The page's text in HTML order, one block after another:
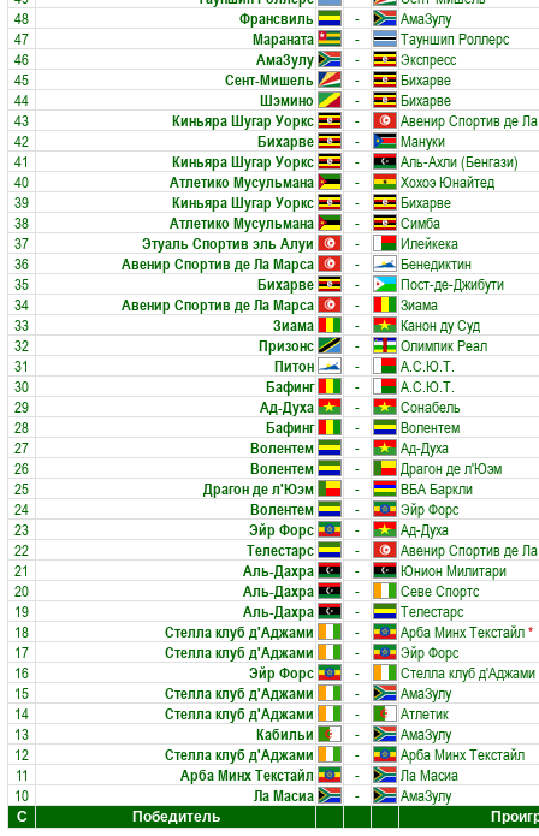
48
Франсвиль -
АмаЗулу
47
Мараната -
Тауншип Роллерс
46
АмаЗулу -
Экспресс
45
Сент-Мишель -
Бихарве
44
Шэмино -
Бихарве
43
Киньяра Шугар Уоркс -
Авенир Спортив де
42
Бихарве -
Мануки
41
Киньяра Шугар Уоркс -
Аль-Ахли (Бенгази)
40
Атлетико Мусульмана -
Хохоэ Юнайтед
39
Киньяра Шугар Уоркс -
Бихарве
38
Атлетико Мусульмана -
Симба
37
Этуаль Спортив эль Алуи -
Илейкека
36
Авенир Спортив де Ла Марса -
Бенедиктин
35
Бихарве -
Пост-де-Джибути
34
Авенир Спортив де Ла Марса -
Зиама
33
Зиама -
Канон ду Суд
32
Призонс -
Олимпик Реал
31
Питон -
А.С.Ю.Т.
30
Бафинг -
А.С.Ю.Т.
29
Ад-Духа -
Сонабель
28
Бафинг -
Волентем
27
Волентем -
Ад-Духа
26
Волентем -
Драгон де л'Юэм
25
Драгон де л'Юэм -
ВБА Баркли
24
Волентем -
Эйр Форс
23
Эйр Форс -
Ад-Духа
22
Телестарс -
Авенир Спортив де
21
Аль-Дахра -
Юнион Милитари
20
Аль-Дахра -
Севе Спортс
19
Аль-Дахра -
Телестарс
18
Стелла клуб д'Аджами - Арба Минх Текстайл*
17
Стелла клуб д'Аджами -
Эйр Форс
16
Эйр Форс -
Стелла клуб д'Аджами
15
Стелла клуб д'Аджами -
АмаЗулу
14
Стелла клуб д'Аджами -
Атлетик
13
Кабильи -
АмаЗулу
12
Стелла клуб д'Аджами -
Арба Минх Текстайл
11
Арба Минх Текстайл -
Ла Масиа
10
Ла Масиа - АмаЗулу
С Победитель